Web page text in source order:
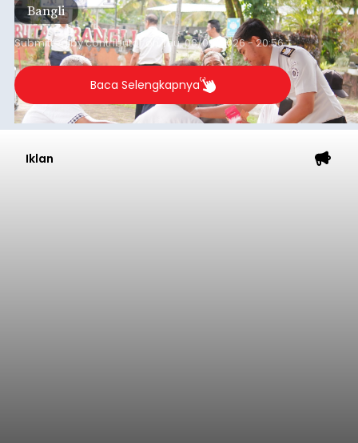
Bangli
Submitted bycontributor Thu, 08/06/2026 - 20:56
Baca Selengkapnya
Iklan